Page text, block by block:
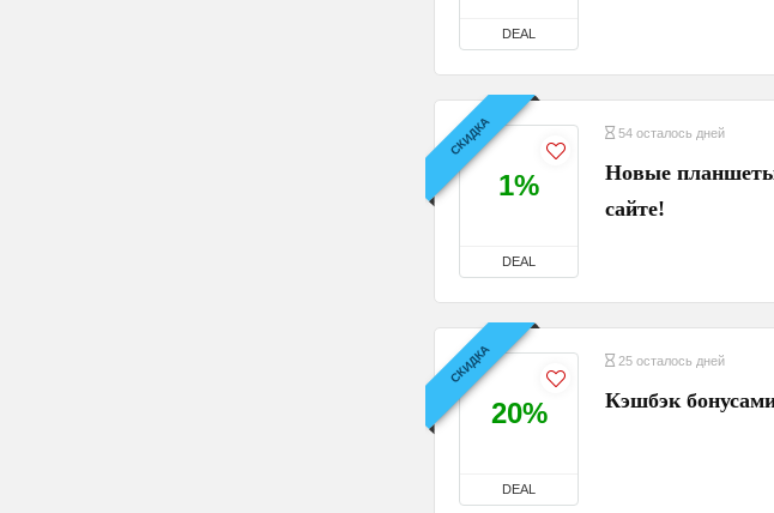
DEAL
СКИДКА
1%
DEAL
54 осталось дней
Новые
сайте!
СКИДКА
20%
DEAL
25 осталось дней
Кэшбэк